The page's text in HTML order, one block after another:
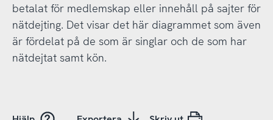
betalat för medlemskap eller innehåll på sajter för
nätdejting. Det visar det här diagrammet som även
är fördelat på de som är singlar och de som har
nätdejtat samt kön.